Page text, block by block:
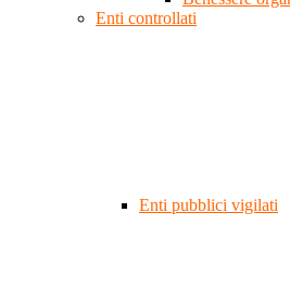
Enti controllati
Enti pubblici vigilati